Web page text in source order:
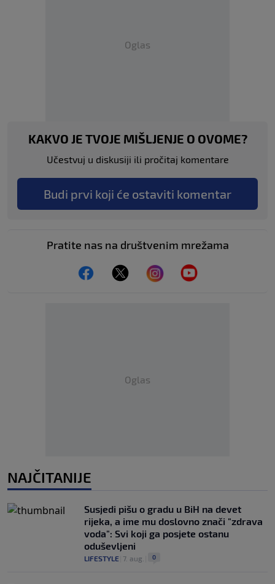
Oglas
KAKVO JE TVOJE MIŠLJENJE O OVOME?
Učestvuj u diskusiji ili pročitaj komentare
Budi prvi koji će ostaviti komentar
Pratite nas na društvenim mrežama
Oglas
NAJČITANIJE
Susjedi pišu o gradu u BiH na devet
rijeka, a ime mu doslovno znači "zdrava
voda": Svi koji ga posjete ostanu
oduševljeni
LIFESTYLE 7. aug. 0